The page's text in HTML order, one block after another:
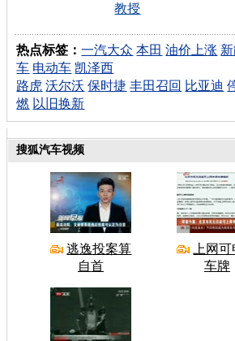
教授
热点标签：一汽大众 本田 油价上涨
车 电动车 凯泽西
路虎 沃尔沃 保时捷 丰田召回 比亚迪
燃 以旧换新
搜狐汽车视频
逃逸投案算
自首
上网
车牌